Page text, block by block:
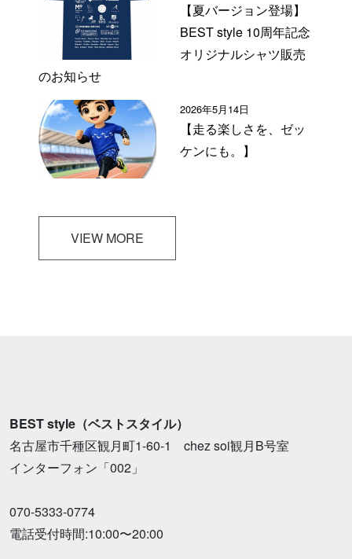
【夏バージョン登場】
BEST style 10周年記念
オリジナルシャツ販売
のお知らせ
2026年5月14日
【走る楽しさを、ゼッ
ケンにも。】
VIEW MORE
BEST style（ベストスタイル）
名古屋市千種区観月町1-60-1 chez soi観月B号室
インターフォン「002」
070-5333-0774
電話受付時間:10:00〜20:00